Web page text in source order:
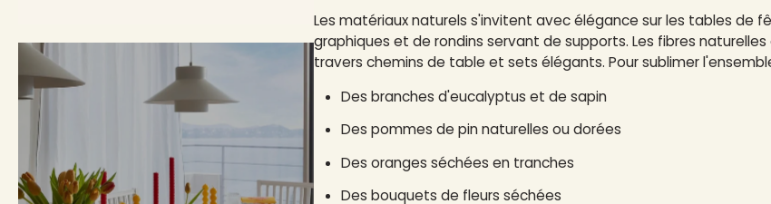
Les matériaux naturels s'invitent avec élégance sur les tables de
graphiques et de rondins servant de supports. Les fibres
travers chemins de table et sets élégants. Pour sublimer
Des branches d'eucalyptus et de sapin
Des pommes de pin naturelles ou dorées
Des oranges séchées en tranches
Des bouquets de fleurs séchées